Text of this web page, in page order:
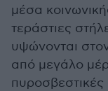
μέσα
τεράστιες
υψώνονται
από μεγάλο